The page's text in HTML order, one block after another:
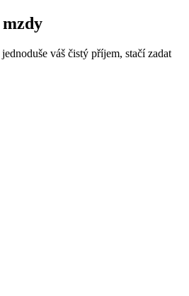
váš čistý příjem, stačí zadat